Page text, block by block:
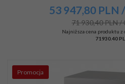
53 947,80PLN
71 930,40 PLN /
Najniższa cena produktu z
71930.40
Promocja